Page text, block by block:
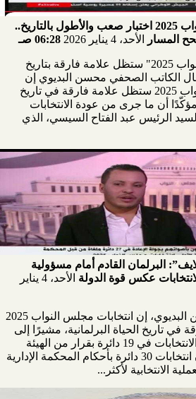
محسن البديوي: انتخابات نواب 2025 اختبار صعب والأطول بالتاريخ..
المسار
الأحد، 4 يناير 2026 06:28 صـ
محسن البديوي: انتخابات "نواب 2025" ستظل علامة فارقة بتاريخ
قال الكاتب الصحفي محسن البديوي إن
مشاهد انتخابات مجلس النواب 2025 ستظل علامة فارقة في تاريخ
مؤكّدًا أن ما جرى من عودة الانتخابات
الرئيس عبد الفتاح السيسي، الذي
البرلمان القادم أمام مسؤولية
عكس قوة الدولة
الأحد، 4 يناير
قال الكاتب الصحفي محسن البديوي، إن انتخابات مجلس النواب 2025
تاريخ الحياة البرلمانية، مشيرًا إلى
أنها شهدت لأول مرة إلغاء الانتخابات في 19 دائرة بقرار من الهيئة
الوطنية للانتخابات، وبطلان انتخابات 30 دائرة بأحكام المحكمة الإدارية
الانتخابية لأكثر...